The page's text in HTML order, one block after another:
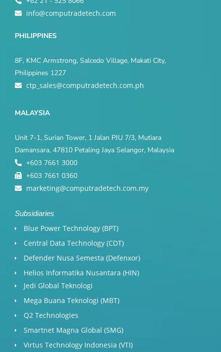
info@computradetech.com
PHILIPPINES
8F, KMC Armstrong, Salcedo Village, Makati City,
Philippines 1227
ctp_sales@computradetech.com.ph
MALAYSIA
Unit 7-1, Surian Tower, 1 Jalan PJU 7/3, Mutiara
Damansara, 47810 Petaling Jaya Selangor, Malaysia
+603 7661 3000
+603 7661 0360
marketing@computradetech.com.my
Subsidiaries
Blue Power Technology (BPT)​
Central Data Technology (CDT)
Defender Nusa Semesta (Defenxor)
Helios Informatika Nusantara (HIN)
Jedi Global Teknologi
Mega Buana Teknologi (MBT)
Q2 Technologies
Smartnet Magna Global (SMG)
Virtus Technology Indonesia (VTI)